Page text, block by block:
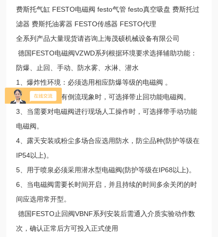
费斯托气缸 FESTO电磁阀 festo气管 festo真空吸盘 费斯托过
滤器 费斯托油雾器 FESTO传感器 FESTO代理
全系列产品大量现货请咨询上海茂硕机械设备有限公司
德国FESTO电磁阀VZWD系列根据环境要求选择辅助功能：
防爆、止回、手动、防水雾、水淋、潜水
1、爆炸性环境：必须选用相应防爆等级的电磁阀 。
2、当管内流体有倒流现象时，可选择带止回功能电磁阀。
3、当需要对电磁阀进行现场人工操作时，可选择带手动功能
电磁阀。
4、露天安装或粉尘多场合应选用防水，防尘品种(防护等级在
IP54以上)。
5、用于喷泉必须采用潜水型电磁阀(防护等级在IP68以上)。
6、当电磁阀需要长时间开启，并且持续的时间多余关闭的时
间应选用常开型。
德国FESTO止回阀VBNF系列安装后需通入介质实验动作数
次，确认正常后方可投入正式使用